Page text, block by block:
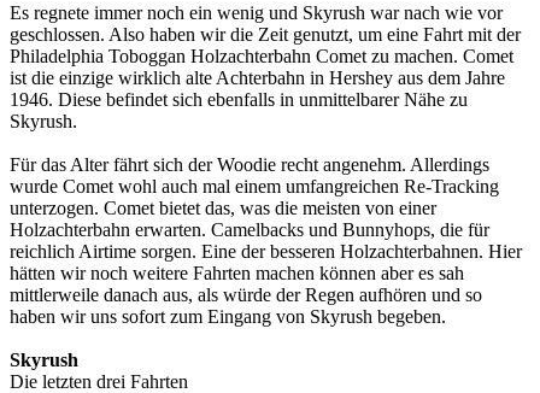
Es regnete immer noch ein wenig und Skyrush war nach wie vor
geschlossen. Also haben wir die Zeit genutzt, um eine Fahrt mit der
Philadelphia Toboggan Holzachterbahn Comet zu machen. Comet
ist die einzige wirklich alte Achterbahn in Hershey aus dem Jahre
1946. Diese befindet sich ebenfalls in unmittelbarer Nähe zu
Skyrush.
Für das Alter fährt sich der Woodie recht angenehm. Allerdings
wurde Comet wohl auch mal einem umfangreichen Re-Tracking
unterzogen. Comet bietet das, was die meisten von einer
Holzachterbahn erwarten. Camelbacks und Bunnyhops, die für
reichlich Airtime sorgen. Eine der besseren Holzachterbahnen. Hier
hätten wir noch weitere Fahrten machen können aber es sah
mittlerweile danach aus, als würde der Regen aufhören und so
haben wir uns sofort zum Eingang von Skyrush begeben.
Skyrush
Die letzten drei Fahrten